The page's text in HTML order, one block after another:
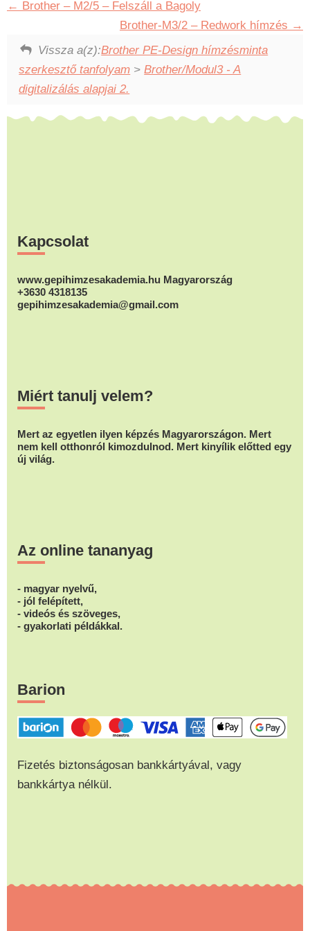
Brother – M2/5 – Felszáll a Bagoly
Brother-M3/2 – Redwork hímzés
Vissza a(z):Brother PE-Design hímzésminta
szerkesztő tanfolyam >Brother/Modul3 - A
digitalizálás alapjai 2.
Kapcsolat
www.gepihimzesakademia.hu Magyarország
+3630 4318135
gepihimzesakademia@gmail.com
Miért tanulj velem?
Mert az egyetlen ilyen képzés Magyarországon. Mert
nem kell otthonról kimozdulnod. Mert kinyílik előtted egy
új világ.
Az online tananyag
- magyar nyelvű,
- jól felépített,
- videós és szöveges,
- gyakorlati példákkal.
Barion
Fizetés biztonságosan bankkártyával, vagy
bankkártya nélkül.